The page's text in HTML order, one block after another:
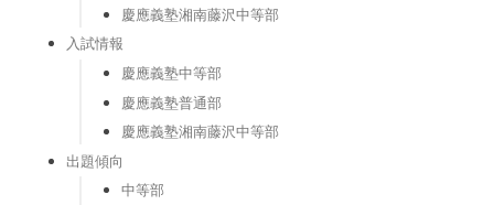
慶應義塾湘南藤沢中等部
入試情報
慶應義塾中等部
慶應義塾普通部
慶應義塾湘南藤沢中等部
出題傾向
中等部